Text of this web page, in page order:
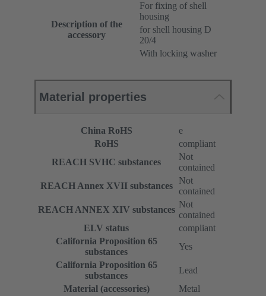
Description of the
accessory
For fixing of shell
housing
for shell housing D
20/4
With locking washer
Material properties
China RoHS
e
RoHS
compliant
REACH SVHC substances
Not
contained
REACH Annex XVII substances
Not
contained
REACH ANNEX XIV substances
Not
contained
ELV status
compliant
California Proposition 65
substances
Yes
California Proposition 65
substances
Lead
Material (accessories)
Metal